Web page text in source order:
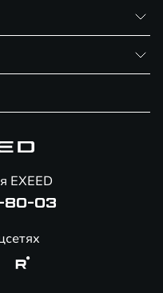
EXEED
80-03